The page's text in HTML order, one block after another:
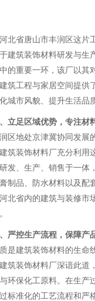
北省唐山市丰润区这片
建筑装饰材料研发与
的重要一环，该厂以其
筑工程与家居空间提供
城市风貌、提升生活品
立足区域优势，专注材
区地处京津冀协同发展
筑装饰材料厂充分利用
发、生产、销售于一体
制品、防水材料以及配
北省内的建筑与装修市
严控生产流程，保障产
是建筑装饰材料的生命
筑装饰材料厂深谙此道
环保化工原料。在生产
标准化的工艺流程和严